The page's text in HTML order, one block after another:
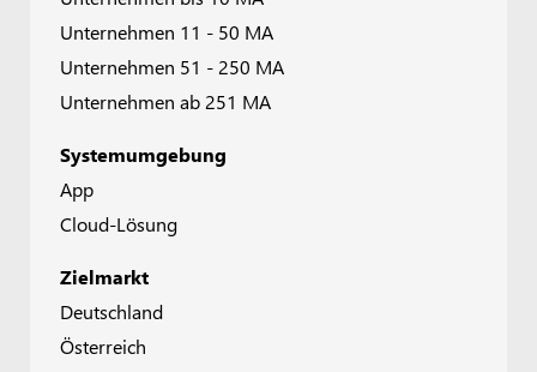
Unternehmen 11 - 50 MA
Unternehmen 51 - 250 MA
Unternehmen ab 251 MA
Systemumgebung
App
Cloud-Lösung
Zielmarkt
Deutschland
Österreich